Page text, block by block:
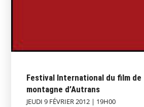
Festival International du film de
montagne d’Autrans
JEUDI 9 FÉVRIER 2012 | 19H00